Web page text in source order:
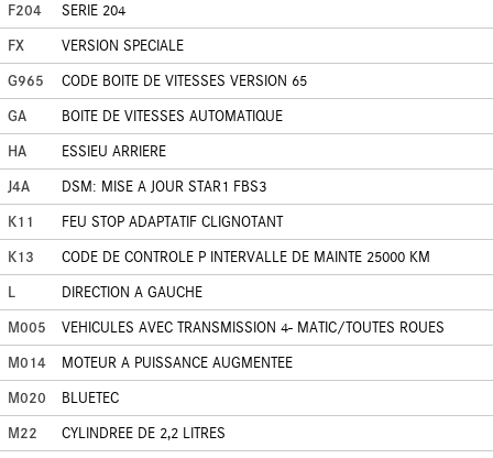
F204
SERIE 204
FX
VERSION SPECIALE
G965
CODE BOITE DE VITESSES VERSION 65
GA
BOITE DE VITESSES AUTOMATIQUE
HA
ESSIEU ARRIERE
J4A
DSM: MISE A JOUR STAR1 FBS3
K11
FEU STOP ADAPTATIF CLIGNOTANT
K13
CODE DE CONTROLE P INTERVALLE DE MAINTE 25000 KM
L
DIRECTION A GAUCHE
M005
VEHICULES AVEC TRANSMISSION 4- MATIC/TOUTES ROUES
M014
MOTEUR A PUISSANCE AUGMENTEE
M020
BLUETEC
M22
CYLINDREE DE 2,2 LITRES